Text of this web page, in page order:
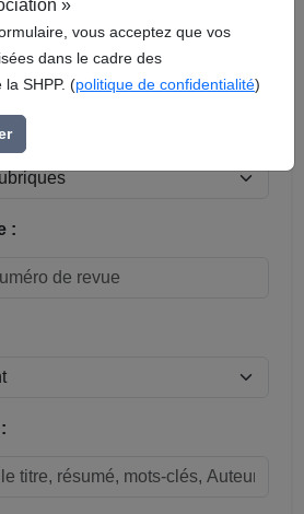
Réinitialiser
:
:
»
vous acceptez que vos
dans le cadre des
SHPP. (politique de confidentialité)